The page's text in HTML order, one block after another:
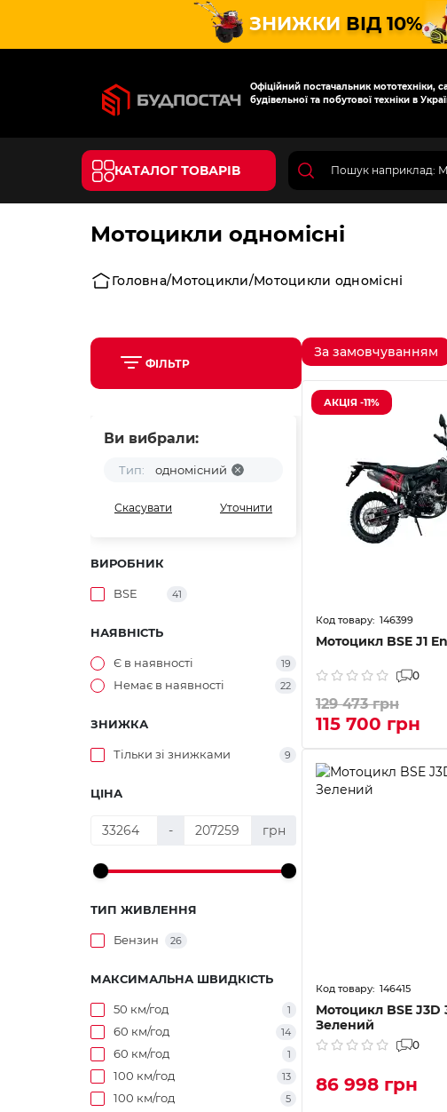
ЗНИЖКИ ВІД 10%
Офіційний постачальник мототехніки,
будівельної та побутової техніки в
КАТАЛОГ ТОВАРІВ
Мотоцикли одномісні
Головна Мотоцикли Мотоцикли одномісні
ФІЛЬТР
Ви вибрали:
Тип: одномісний
Скасувати Уточнити
ВИРОБНИК
BSE 41
НАЯВНІСТЬ
Є в наявності 19
Немає в наявності 22
ЗНИЖКА
Тільки зі знижками 9
ЦІНА
- грн
ТИП ЖИВЛЕННЯ
Бензин 26
МАКСИМАЛЬНА ШВИДКІСТЬ
50 км/год 1
60 км/год 14
60 км/год 1
100 км/год 13
100 км/год 5
За замовчуванням
АКЦІЯ -11%
146399
Мотоцикл BSE J1
0
129 473 грн
115 700 грн
146415
Мотоцикл BSE J3D
Зелений
0
86 998 грн